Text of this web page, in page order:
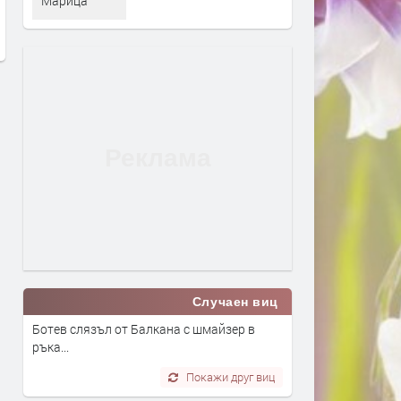
преди 1 седмица
Случаен виц
Ботев слязъл от Балкана с шмайзер в
ръка...
Покажи друг виц